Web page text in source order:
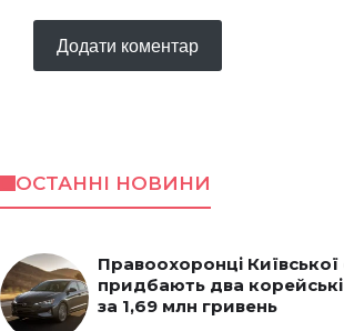
ОСТАННІ НОВИНИ
Правоохоронці Київської
придбають два корейські
за 1,69 млн гривень